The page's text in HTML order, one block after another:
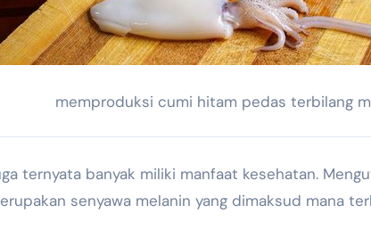
memproduksi cumi hitam pedas terbilang
ternyata banyak miliki manfaat kesehatan.
senyawa melanin yang dimaksud mana